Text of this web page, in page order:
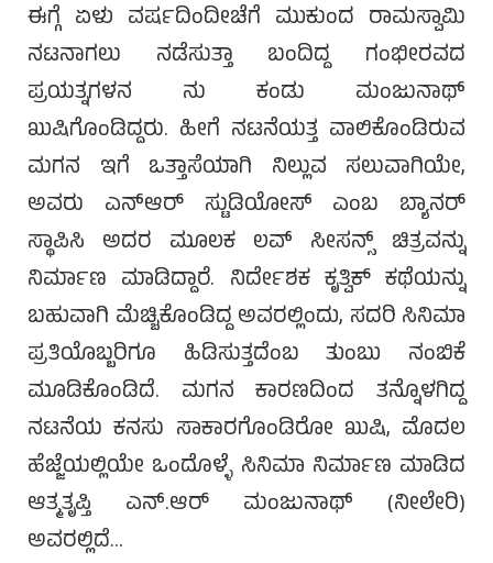
ಈಗ್ಗೆ ಏಳು ವರ್ಷದಿಂದೀಚೆಗೆ ಮುಕುಂದ ರಾಮಸ್ವಾಮಿ
ನಟನಾಗಲು ನಡೆಸುತ್ತಾ ಬಂದಿದ್ದ ಗಂಭೀರವದ
ಪ್ರಯತ್ನಗಳನ ನು ಕಂಡು ಮಂಜುನಾಥ್
ಖುಷಿಗೊಂಡಿದ್ದರು. ಹೀಗೆ ನಟನೆಯತ್ತ ವಾಲಿಕೊಂಡಿರುವ
ಮಗನ ಇಗೆ ಒತ್ತಾಸೆಯಾಗಿ ನಿಲ್ಲುವ ಸಲುವಾಗಿಯೇ,
ಅವರು ಎನ್‌ಆರ್ ಸ್ಟುಡಿಯೋಸ್ ಎಂಬ ಬ್ಯಾನರ್
ಸ್ಥಾಪಿಸಿ ಅದರ ಮೂಲಕ ಲವ್ ಸೀಸನ್ಸ್ ಚಿತ್ರವನ್ನು
ನಿರ್ಮಾಣ ಮಾಡಿದ್ದಾರೆ. ನಿರ್ದೇಶಕ ಕೃತ್ವಿಕ್ ಕಥೆಯನ್ನು
ಬಹುವಾಗಿ ಮೆಚ್ಚಿಕೊಂಡಿದ್ದ ಅವರಲ್ಲಿಂದು, ಸದರಿ ಸಿನಿಮಾ
ಪ್ರತಿಯೊಬ್ಬರಿಗೂ ಹಿಡಿಸುತ್ತದೆಂಬ ತುಂಬು ನಂಬಿಕೆ
ಮೂಡಿಕೊಂಡಿದೆ. ಮಗನ ಕಾರಣದಿಂದ ತನ್ನೊಳಗಿದ್ದ
ನಟನೆಯ ಕನಸು ಸಾಕಾರಗೊಂಡಿರೋ ಖುಷಿ, ಮೊದಲ
ಹೆಜ್ಜೆಯಲ್ಲಿಯೇ ಒಂದೊಳ್ಳೆ ಸಿನಿಮಾ ನಿರ್ಮಾಣ ಮಾಡಿದ
ಆತ್ಮತೃಪ್ತಿ ಎನ್.ಆರ್ ಮಂಜುನಾಥ್ (ನೀಲೇರಿ)
ಅವರಲ್ಲಿದೆ…